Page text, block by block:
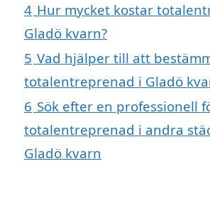
4 Hur mycket kostar
Gladö kvarn?
5 Vad hjälper till att
totalentreprenad i Gladö
6 Sök efter en professionell
totalentreprenad i andra
Gladö kvarn